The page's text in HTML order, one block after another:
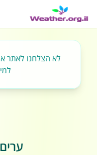
לא הצלחנו לאתר